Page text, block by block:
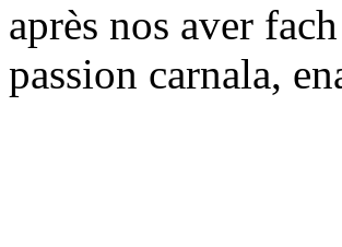
après nos aver
passion carnala,